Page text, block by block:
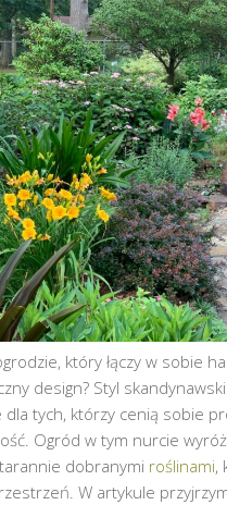
który łączy w sobie
design? Styl
dla tych, którzy cenią sobie
Ogród w tym nurcie
dobranymi roślinami,
W artykule